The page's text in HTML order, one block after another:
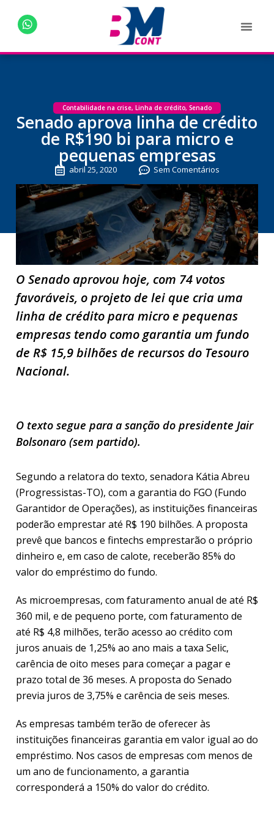
Contabilidade na crise, Linha de crédito, Senado
Senado aprova linha de crédito
de R$190 bi para micro e
pequenas empresas
abril 25, 2020 Sem Comentários
O Senado aprovou hoje, com 74 votos
favoráveis, o projeto de lei que cria uma
linha de crédito para micro e pequenas
empresas tendo como garantia um fundo
de R$ 15,9 bilhões de recursos do Tesouro
Nacional.
O texto segue para a sanção do presidente Jair
Bolsonaro (sem partido).
Segundo a relatora do texto, senadora Kátia Abreu
(Progressistas-TO), com a garantia do FGO (Fundo
Garantidor de Operações), as instituições financeiras
poderão emprestar até R$ 190 bilhões. A proposta
prevê que bancos e fintechs emprestarão o próprio
dinheiro e, em caso de calote, receberão 85% do
valor do empréstimo do fundo.
As microempresas, com faturamento anual de até R$
360 mil, e de pequeno porte, com faturamento de
até R$ 4,8 milhões, terão acesso ao crédito com
juros anuais de 1,25% ao ano mais a taxa Selic,
carência de oito meses para começar a pagar e
prazo total de 36 meses. A proposta do Senado
previa juros de 3,75% e carência de seis meses.
As empresas também terão de oferecer às
instituições financeiras garantia em valor igual ao do
empréstimo. Nos casos de empresas com menos de
um ano de funcionamento, a garantia
corresponderá a 150% do valor do crédito.